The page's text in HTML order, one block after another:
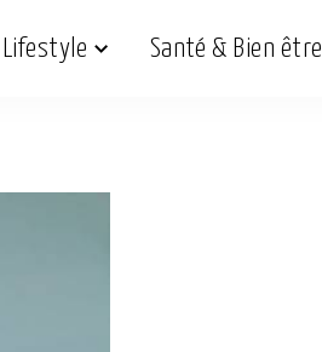
Lifestyle Santé & Bien être